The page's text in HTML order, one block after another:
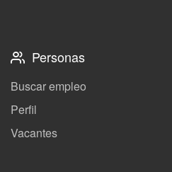
Personas
Buscar empleo
Perfil
Vacantes